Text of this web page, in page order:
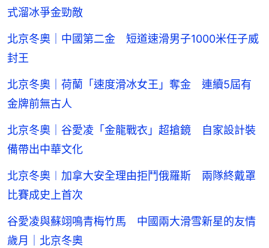
式溜冰爭金勁敵
北京冬奧｜中國第二金 短道速滑男子1000米任子威
封王
北京冬奧｜荷蘭「速度滑冰女王」奪金 連續5屆有
金牌前無古人
北京冬奧｜谷愛凌「金龍戰衣」超搶鏡 自家設計裝
備帶出中華文化
北京冬奧︱加拿大安全理由拒鬥俄羅斯 兩隊終戴罩
比賽成史上首次
谷愛凌與蘇翊鳴青梅竹馬 中國兩大滑雪新星的友情
歲月｜北京冬奧